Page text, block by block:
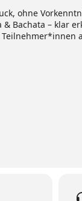
ohne
Bachata – klar